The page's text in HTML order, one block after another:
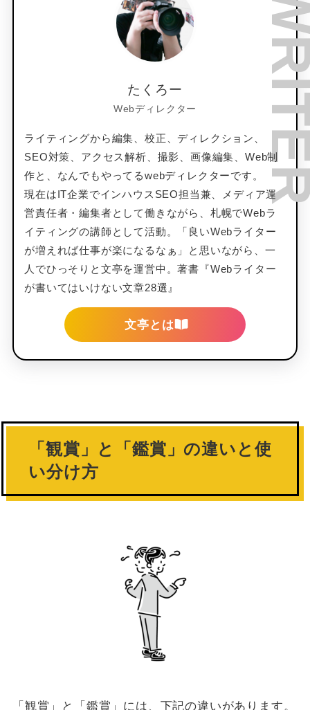
たくろー
Webディレクター
ライティングから編集、校正、ディレクション、
SEO対策、アクセス解析、撮影、画像編集、Web制
作と、なんでもやってるwebディレクターです。
現在はIT企業でインハウスSEO担当兼、メディア運
営責任者・編集者として働きながら、札幌でWebラ
イティングの講師として活動。「良いWebライター
が増えれば仕事が楽になるなぁ」と思いながら、一
人でひっそりと文亭を運営中。著書『Webライター
が書いてはいけない文章28選』
文亭とは
「観賞」と「鑑賞」の違いと使
い分け方
「観賞」と「鑑賞」には、下記の違いがあります。